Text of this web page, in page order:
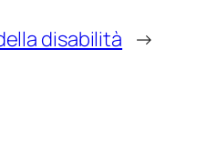
disabilità →